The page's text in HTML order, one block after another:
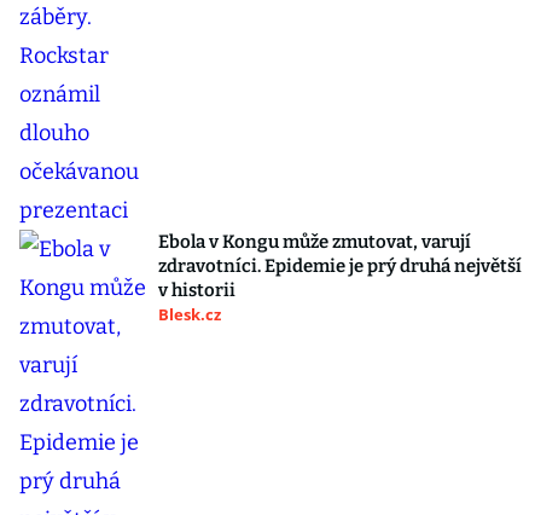
Ebola v Kongu může zmutovat, varují
zdravotníci. Epidemie je prý druhá největší
v historii
Blesk.cz